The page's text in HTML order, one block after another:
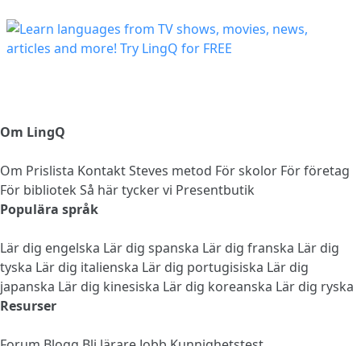
Om LingQ
Om Prislista KontaktSteves metod För skolor För företag
För bibliotek Så här tycker vi Presentbutik
Populära språk
Lär dig engelska Lär dig spanska Lär dig franska Lär dig
tyska Lär dig italienska Lär dig portugisiska Lär dig
japanska Lär dig kinesiska Lär dig koreanska Lär dig ryska
Resurser